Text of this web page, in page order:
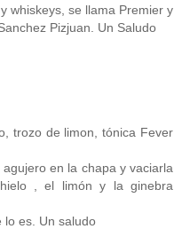
whiskeys, se llama Premier y
Pizjuan. Un Saludo
trozo de limon, tónica Fever
en la chapa y vaciarla
, el limón y la ginebra
lo es. Un saludo